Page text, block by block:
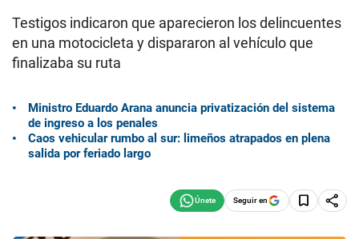
Testigos indicaron que aparecieron los delincuentes
en una motocicleta y dispararon al vehículo que
finalizaba su ruta
Ministro Eduardo Arana anuncia privatización del sistema
de ingreso a los penales
Caos vehicular rumbo al sur: limeños atrapados en plena
salida por feriado largo
Seguir en